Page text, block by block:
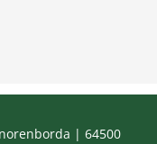
| 64500